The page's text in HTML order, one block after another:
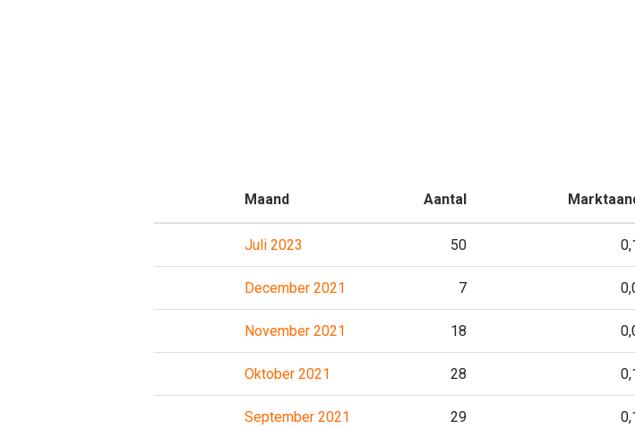
Maand Aantal
Juli 2023 50
December 2021 7
November 2021 18
Oktober 2021 28
September 2021 29